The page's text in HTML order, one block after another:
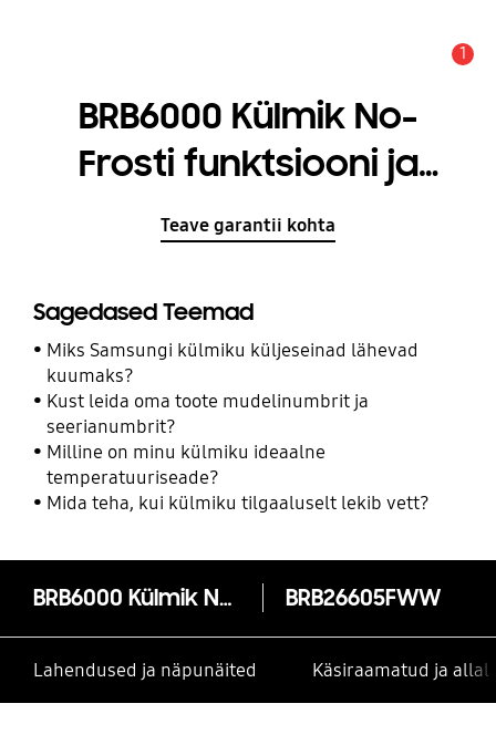
1
BRB6000 Külmik No-
Frosti funktsiooni ja
sügavkülmutiga allosas
Teave garantii kohta
Sagedased Teemad
Miks Samsungi külmiku küljeseinad lähevad
kuumaks?
Kust leida oma toote mudelinumbrit ja
seerianumbrit?
Milline on minu külmiku ideaalne
temperatuuriseade?
Mida teha, kui külmiku tilgaaluselt lekib vett?
BRB6000 Külmik No-Frosti funktsiooni ja sügavkülmutiga allosas BRB26605FWW
Lahendused ja näpunäited Käsiraamatud ja